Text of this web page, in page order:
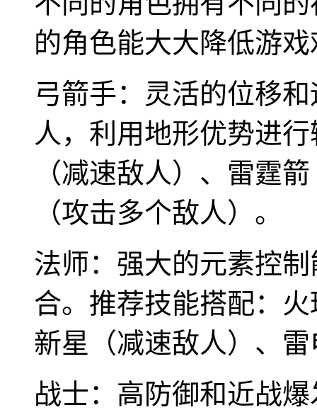
的角色能大大降低游
弓箭手：灵活的位移
人，利用地形优势进
（减速敌人）、雷霆
（攻击多个敌人）。
法师：强大的元素控
合。推荐技能搭配：
新星（减速敌人）、
战士：高防御和近战